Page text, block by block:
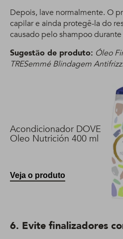
Depois, lave normalmente. O
capilar e ainda protegê-la do
causado pelo shampoo
Sugestão de produto: Óleo
TRESemmé Blindagem Antifrizz.
Acondicionador DOVE
Oleo Nutrición 400 ml
Veja o produto
6. Evite finalizadores